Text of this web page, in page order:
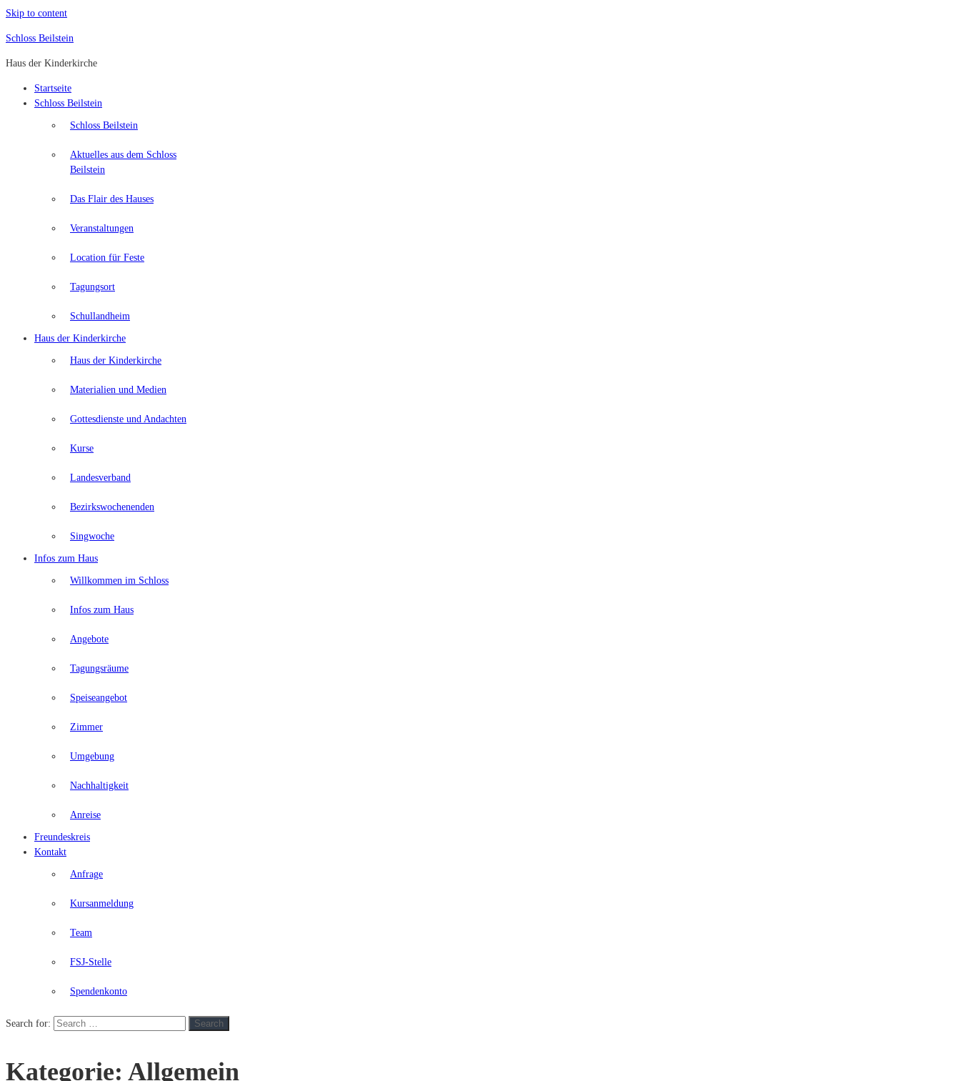
Skip to content
Schloss Beilstein
Haus der Kinderkirche
Startseite
Schloss Beilstein
Schloss Beilstein
Aktuelles aus dem Schloss
Beilstein
Das Flair des Hauses
Veranstaltungen
Location für Feste
Tagungsort
Schullandheim
Haus der Kinderkirche
Haus der Kinderkirche
Materialien und Medien
Gottesdienste und Andachten
Kurse
Landesverband
Bezirkswochenenden
Singwoche
Infos zum Haus
Willkommen im Schloss
Infos zum Haus
Angebote
Tagungsräume
Speiseangebot
Zimmer
Umgebung
Nachhaltigkeit
Anreise
Freundeskreis
Kontakt
Anfrage
Kursanmeldung
Team
FSJ-Stelle
Spendenkonto
Search for: Search
Kategorie: Allgemein